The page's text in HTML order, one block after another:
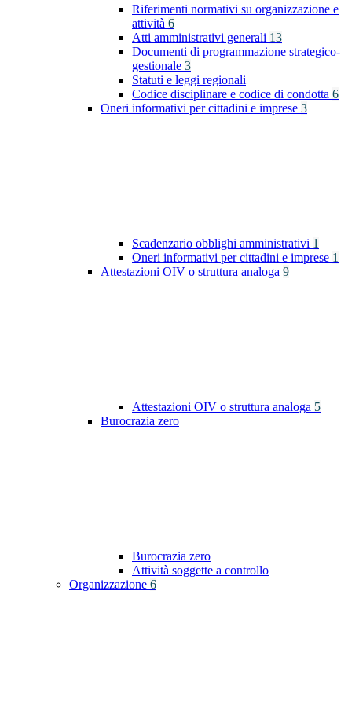
Riferimenti normativi su organizzazione e
attività 6
Atti amministrativi generali 13
Documenti di programmazione strategico-
gestionale 3
Statuti e leggi regionali
Codice disciplinare e codice di condotta 6
Oneri informativi per cittadini e imprese 3
Scadenzario obblighi amministrativi 1
Oneri informativi per cittadini e imprese 1
Attestazioni OIV o struttura analoga 9
Attestazioni OIV o struttura analoga 5
Burocrazia zero
Burocrazia zero
Attività soggette a controllo
Organizzazione 6